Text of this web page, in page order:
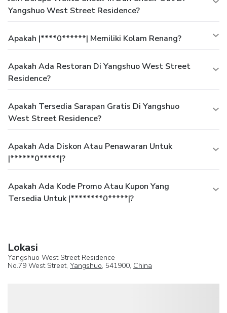
Yangshuo West Street Residence?
Apakah |****0******| Memiliki Kolam Renang?
Apakah Ada Restoran Di Yangshuo West Street
Residence?
Apakah Tersedia Sarapan Gratis Di Yangshuo
West Street Residence?
Apakah Ada Diskon Atau Penawaran Untuk
|******0*****|?
Apakah Ada Kode Promo Atau Kupon Yang
Tersedia Untuk |********0*****|?
Lokasi
Yangshuo West Street Residence
No.79 West Street, Yangshuo, 541900, China